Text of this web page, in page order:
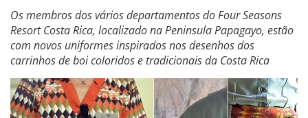
Os membros dos vários departamentos do Four Seasons
Resort Costa Rica, localizado na Peninsula Papagayo, estão
com novos uniformes inspirados nos desenhos dos
carrinhos de boi coloridos e tradicionais da Costa Rica